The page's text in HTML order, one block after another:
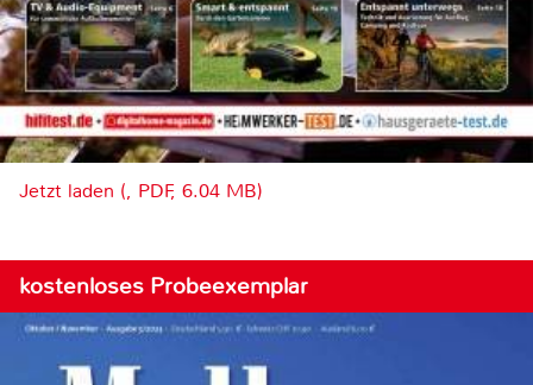
Jetzt laden (, PDF, 6.04 MB)
kostenloses Probeexemplar